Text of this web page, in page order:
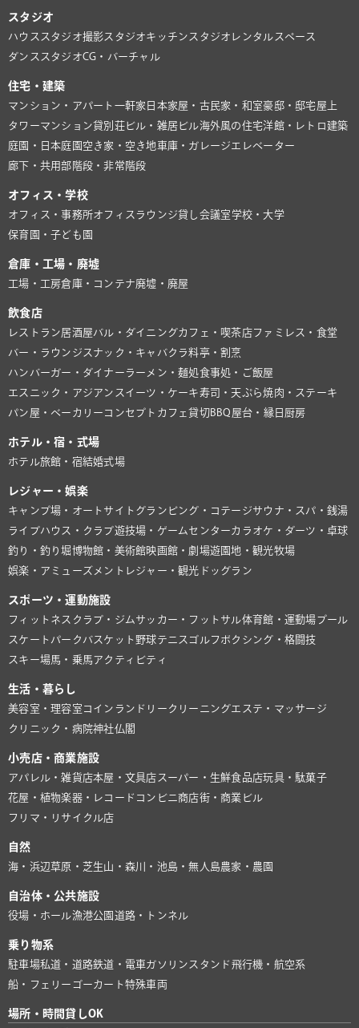
スタジオ
ハウススタジオ撮影スタジオキッチンスタジオ レンタルスペース
ダンススタジオCG・バーチャル
住宅・建築
マンション・アパート 一軒家 日本家屋・古民家・和室豪邸・邸宅屋上
タワーマンション貸別荘ビル・雑居ビル海外風の住宅洋館・レトロ建築
庭園・日本庭園 空き家・空き地 車庫・ガレージ エレベーター
廊下・共用部階段・非常階段
オフィス・学校
オフィス・事務所オフィスラウンジ貸し会議室学校・大学
保育園・子ども園
倉庫・工場・廃墟
工場・工房倉庫・コンテナ廃墟・廃屋
飲食店
レストラン居酒屋バル・ダイニングカフェ・喫茶店ファミレス・食堂
バー・ラウンジ スナック・キャバクラ料亭・割烹
ハンバーガー・ダイナーラーメン・麺処食事処・ご飯屋
エスニック・アジアン スイーツ・ケーキ寿司・天ぷら焼肉・ステーキ
パン屋・ベーカリー コンセプトカフェ貸切BBQ 屋台・縁日 厨房
ホテル・宿・式場
ホテル旅館・宿結婚式場
レジャー・娯楽
キャンプ場・オートサイト グランピング・コテージサウナ・スパ・銭湯
ライブハウス・クラブ遊技場・ゲームセンターカラオケ・ダーツ・卓球
釣り・釣り堀博物館・美術館映画館・劇場遊園地・観光牧場
娯楽・アミューズメント レジャー・観光 ドッグラン
スポーツ・運動施設
フィットネスクラブ・ジム サッカー・フットサル体育館・運動場プール
スケートパーク バスケット 野球テニス ゴルフ ボクシング・格闘技
スキー場馬・乗馬アクティビティ
生活・暮らし
美容室・理容室 コインランドリー クリーニングエステ・マッサージ
クリニック・病院神社仏閣
小売店・商業施設
アパレル・雑貨店本屋・文具店 スーパー・生鮮食品店玩具・駄菓子
花屋・植物楽器・レコード コンビニ商店街・商業ビル
フリマ・リサイクル店
自然
海・浜辺草原・芝生山・森川・池島・無人島農家・農園
自治体・公共施設
役場・ホール漁港公園 道路・トンネル
乗り物系
駐車場私道・道路鉄道・電車ガソリンスタンド 飛行機・航空系
船・フェリー ゴーカート特殊車両
場所・時間貸しOK